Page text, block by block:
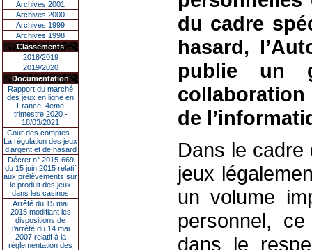
Archives 2001
Archives 2000
Archives 1999
Archives 1998
Classements
2018/2019
2019/2020
Documentation
Rapport du marché
des jeux en ligne en
France, 4eme
trimestre 2020 -
18/03/2021
Cour des comptes -
La régulation des jeux
d’argent et de hasard
Décret n° 2015-669
du 15 juin 2015 relatif
aux prélèvements sur
le produit des jeux
dans les casinos
Arrêté du 15 mai
2015 modifiant les
dispositions de
l’arrêté du 14 mai
2007 relatif à la
réglementation des
du cadre
hasard,
publie un
de
Dans le cadre
jeux
un volume
personnel,
dans le